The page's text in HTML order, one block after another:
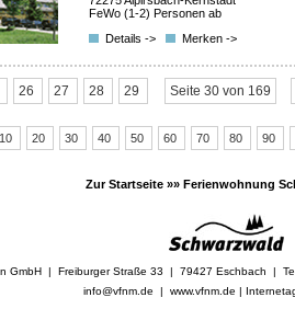
FeWo (1-2) Personen ab
Details ->
Merken ->
26 27 28 29 Seite 30 von 169
10 20 30 40 50 60 70 80 90
Zur Startseite »» Ferienwohnung
GmbH | Freiburger Straße 33 | 79427 Eschbach |
info@vfnm.de | www.vfnm.de |